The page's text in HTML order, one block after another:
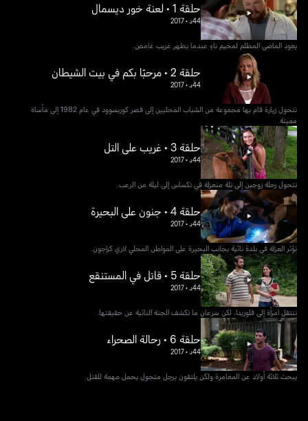
حلقة 1 • لعنة خور ديسمال
44د •
2017
يعود الماضي المظلم لمخيم ناءٍ عندما يظهر غريب غامض.
حلقة 2 • مرحبًا بكم في بيت الشيطان
44د •
2017
تتحول زيارة قام بها مجموعة من الشباب المحليين إلى قصر كوربسوود في عام 1982 إلى مأساة
مميتة.
حلقة 3 • غريب على التل
44د •
2017
تتحول رحلة زوجين إلى تلة منعزلة في تكساس إلى ليلة من الرعب.
حلقة 4 • جنون على البحيرة
44د •
2017
تؤثر العزلة في بلدة نائية بجانب البحيرة على المواطن المحلي لاري كراجون.
حلقة 5 • قاتل في المستنقع
44د •
2017
تنتقل امرأة إلى فلوريدا، لكن سرعان ما تكشف الجنة النائية عن حقيقتها.
حلقة 6 • رحالة الصحراء
44د •
2017
يبحث ثلاثة أولاد عن المغامرة ولكن يلتقون برجل متجول يحمل مهمة للقتل.